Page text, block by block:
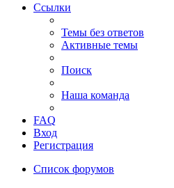
Ссылки
Темы без ответов
Активные темы
Поиск
Наша команда
FAQ
Вход
Регистрация
Список форумов